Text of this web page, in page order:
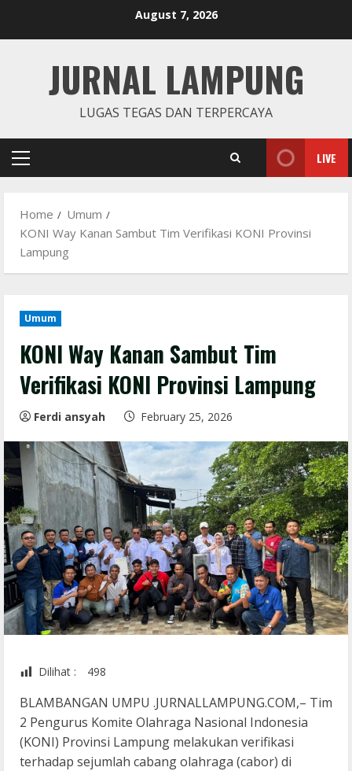
August 7, 2026
JURNAL LAMPUNG
LUGAS TEGAS DAN TERPERCAYA
Primary
LIVE
Home
Umum
KONI Way Kanan Sambut Tim Verifikasi KONI Provinsi
Lampung
Umum
KONI Way Kanan Sambut Tim
Verifikasi KONI Provinsi Lampung
Ferdi ansyah February 25, 2026
Dilihat : 498
BLAMBANGAN UMPU .JURNALLAMPUNG.COM,– Tim
2 Pengurus Komite Olahraga Nasional Indonesia
(KONI) Provinsi Lampung melakukan verifikasi
terhadap sejumlah cabang olahraga (cabor) di